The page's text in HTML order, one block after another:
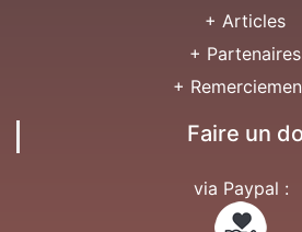
+ Articles
+ Partenaires
+
Faire un
via Paypal :